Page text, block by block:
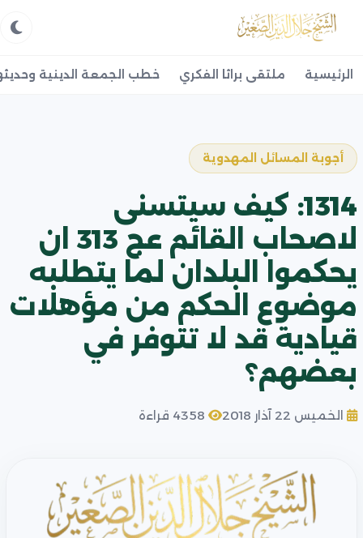
الرئيسية ملتقى براثا الفكري خطب الجمعة الدينية
أجوبة المسائل المهدوية
1314: كيف سيتسنى
لاصحاب القائم عج 313 ان
يحكموا البلدان لما يتطلبه
موضوع الحكم من مؤهلات
قيادية قد لا تتوفر في
بعضهم؟
الخميس 22 آذار 2018